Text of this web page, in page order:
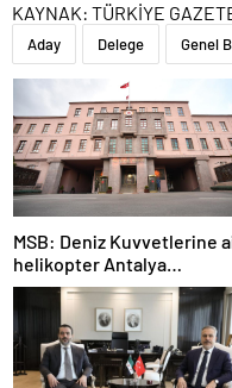
KAYNAK: TÜRKİYE
Aday Delege Genel
MSB: Deniz Kuvvetlerine
helikopter Antalya
açıklarında acil iniş yaptı